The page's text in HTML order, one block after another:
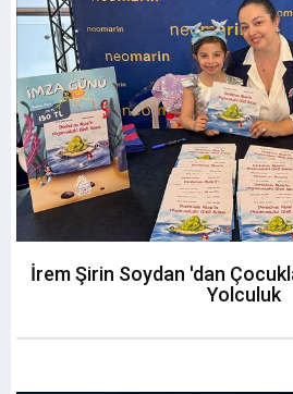
İrem Şirin Soydan 'dan
Yolculuk